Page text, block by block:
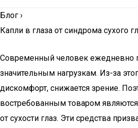
Блог ›
Капли в глаза от синдрома сухого
Современный человек ежедневно
значительным нагрузкам. Из-за
дискомфорт, снижается зрение.
востребованным товаром
от сухости глаз. Эти средства